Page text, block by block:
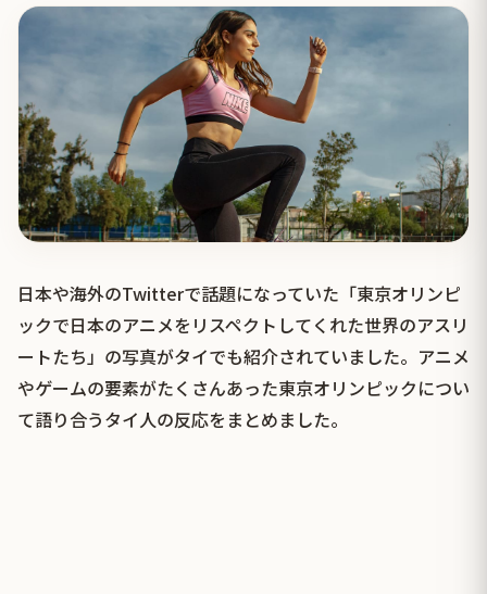
日本や海外のTwitterで話題になっていた「東京オリンピ
ックで日本のアニメをリスペクトしてくれた世界のアスリ
ートたち」の写真がタイでも紹介されていました。アニメ
やゲームの要素がたくさんあった東京オリンピックについ
て語り合うタイ人の反応をまとめました。